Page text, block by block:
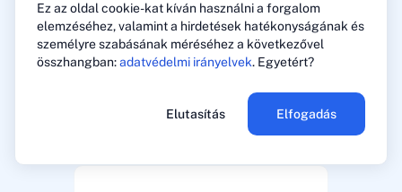
Ez az oldal cookie-kat kíván használni a forgalom
elemzéséhez, valamint a hirdetések hatékonyságának és
személyre szabásának méréséhez a következővel
összhangban:adatvédelmi irányelvek. Egyetért?
Elutasítás Elfogadás
vs